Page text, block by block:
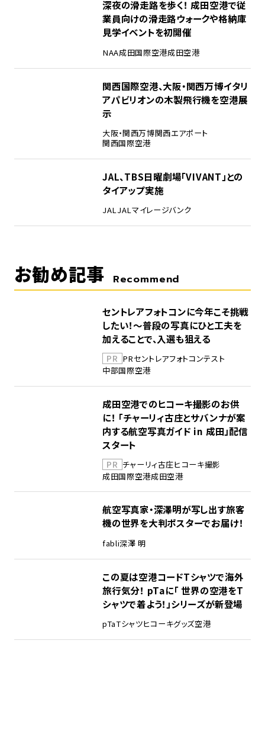
深夜の滑走路を歩く！ 成田空港で従
業員向けの滑走路ウォークや格納庫
見学イベントを初開催
NAA成田国際空港成田空港
関西国際空港、大阪・関西万博イタリ
アパビリオンの木製飛行機を空港展
示
大阪・関西万博関西エアポート
関西国際空港
JAL、TBS日曜劇場「VIVANT」との
タイアップ実施
JALJALマイレージバンク
お勧め記事 Recommend
セントレアフォトコンに今年こそ挑戦
したい！～普段の写真にひと工夫を
加えることで、入選も狙える
PR PRセントレアフォトコンテスト
中部国際空港
成田空港でのヒコーキ撮影のお供
に！ 「チャーリィ古庄とサバンナが案
内する航空写真ガイド in 成田」配信
スタート
PR チャーリィ古庄ヒコーキ撮影
成田国際空港成田空港
航空写真家・深澤明が写し出す旅客
機の世界を大判ポスターでお届け！
fabli深澤 明
この夏は空港コードTシャツで海外
旅行気分！ pTaに「 世界の空港をT
シャツで着よう！」シリーズが新登場
pTaTシャツヒコーキグッズ空港